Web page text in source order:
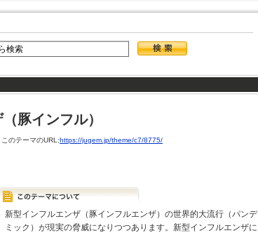
豚インフル）
のテーマのURL:https://jugem.jp/theme/c7/8775/
新型インフルエンザ（豚インフルエンザ）の世界的大流行（パンデ
ミック）が現実の脅威になりつつあります。新型インフルエンザに